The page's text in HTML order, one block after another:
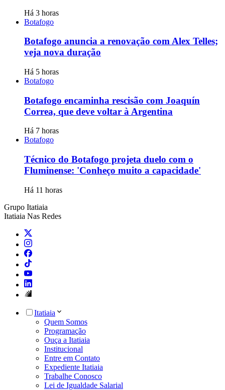
Há 3 horas
Botafogo
Botafogo anuncia a renovação com Alex Telles;
veja nova duração
Há 5 horas
Botafogo
Botafogo encaminha rescisão com Joaquín
Correa, que deve voltar à Argentina
Há 7 horas
Botafogo
Técnico do Botafogo projeta duelo com o
Fluminense: 'Conheço muito a capacidade'
Há 11 horas
Grupo Itatiaia
Itatiaia Nas Redes
Itatiaia
Quem Somos
Programação
Ouça a Itatiaia
Institucional
Entre em Contato
Expediente Itatiaia
Trabalhe Conosco
Lei de Igualdade Salarial